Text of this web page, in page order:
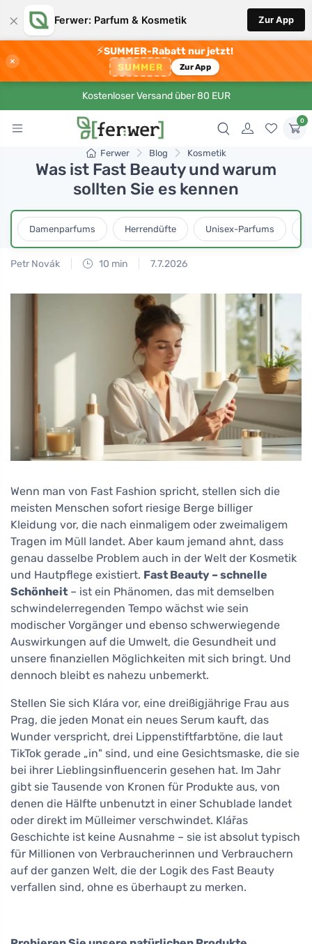
× Ferwer: Parfum & Kosmetik Zur App
×
⚡SUMMER-Rabatt nur jetzt!
SUMMER Zur App
Kostenloser Versand über 80 EUR
0
Ferwer Blog Kosmetik
Was ist Fast Beauty und warum
sollten Sie es kennen
Damenparfums Herrendüfte Unisex-Parfums
Petr Novák 10 min 7.7.2026
Wenn man von Fast Fashion spricht, stellen sich die
meisten Menschen sofort riesige Berge billiger
Kleidung vor, die nach einmaligem oder zweimaligem
Tragen im Müll landet. Aber kaum jemand ahnt, dass
genau dasselbe Problem auch in der Welt der Kosmetik
und Hautpflege existiert. Fast Beauty – schnelle
Schönheit – ist ein Phänomen, das mit demselben
schwindelerregenden Tempo wächst wie sein
modischer Vorgänger und ebenso schwerwiegende
Auswirkungen auf die Umwelt, die Gesundheit und
unsere finanziellen Möglichkeiten mit sich bringt. Und
dennoch bleibt es nahezu unbemerkt.
Stellen Sie sich Klára vor, eine dreißigjährige Frau aus
Prag, die jeden Monat ein neues Serum kauft, das
Wunder verspricht, drei Lippenstiftfarbtöne, die laut
TikTok gerade „in" sind, und eine Gesichtsmaske, die sie
bei ihrer Lieblingsinfluencerin gesehen hat. Im Jahr
gibt sie Tausende von Kronen für Produkte aus, von
denen die Hälfte unbenutzt in einer Schublade landet
oder direkt im Mülleimer verschwindet. Klářas
Geschichte ist keine Ausnahme – sie ist absolut typisch
für Millionen von Verbraucherinnen und Verbrauchern
auf der ganzen Welt, die der Logik des Fast Beauty
verfallen sind, ohne es überhaupt zu merken.